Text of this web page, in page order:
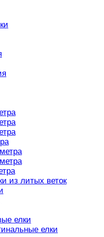
из литых веток
елки
елки